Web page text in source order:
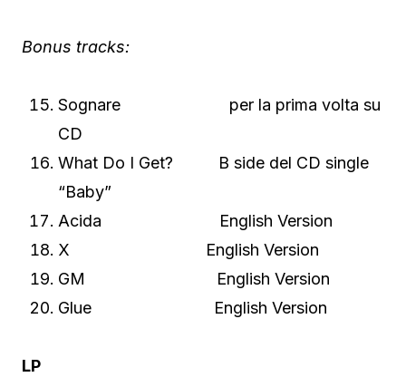
Bonus tracks:
Sognare per la prima volta su
CD
What Do I Get? B side del CD single
“Baby”
Acida English Version
X English Version
GM English Version
Glue English Version
LP